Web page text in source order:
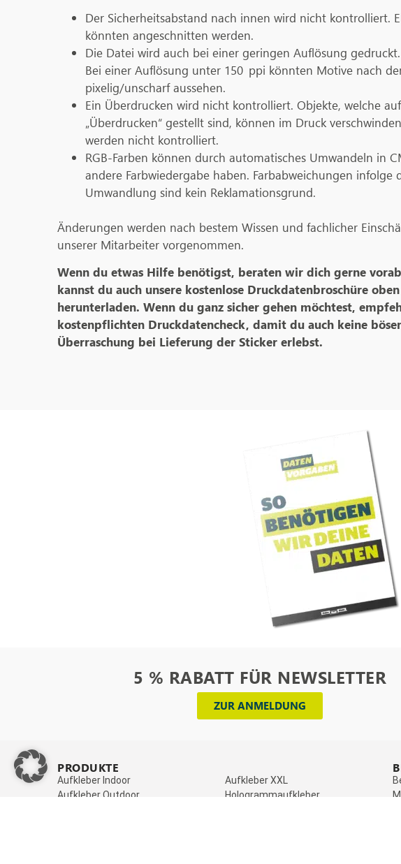
Der Sicherheitsabstand nach innen wird nicht kontrolliert.
könnten angeschnitten werden.
Die Datei wird auch bei einer geringen Auflösung
Bei einer Auflösung unter 150 ppi könnten Motive nach
pixelig/unscharf aussehen.
Ein Überdrucken wird nicht kontrolliert. Objekte, welche auf
„Überdrucken“ gestellt sind, können im Druck
werden nicht kontrolliert.
RGB-Farben können durch automatisches Umwandeln in
andere Farbwiedergabe haben. Farbabweichungen infolge
Umwandlung sind kein Reklamationsgrund.
Änderungen werden nach bestem Wissen und fachlicher
unserer Mitarbeiter vorgenommen.
Wenn du etwas Hilfe benötigst, beraten wir dich gerne
kannst du auch unsere kostenlose Druckdatenbroschüre oben
herunterladen. Wenn du ganz sicher gehen möchtest,
kostenpflichten Druckdatencheck, damit du auch keine
Überraschung bei Lieferung der Sticker erlebst.
5 % RABATT FÜR NEWSLETTER
ZUR ANMELDUNG
PRODUKTE
Aufkleber Indoor
Aufkleber Outdoor
Aufkleber XXL
Hologrammaufkleber